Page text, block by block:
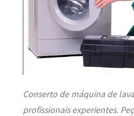
Conserto de máquina de
profissionais experientes.